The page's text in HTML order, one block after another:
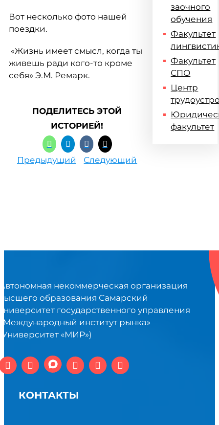
Вот несколько фото нашей
поездки.
«Жизнь имеет смысл, когда ты
живешь ради кого-то кроме
себя» Э.М. Ремарк.
ПОДЕЛИТЕСЬ ЭТОЙ
ИСТОРИЕЙ!
Предыдущий Следующий
заочного
обучения
Факультет
Факультет
СПО
Центр
факультет
некоммерческая организация
образования Самарский
государственного управления
институт рынка»
«МИР»)
КОНТАКТЫ